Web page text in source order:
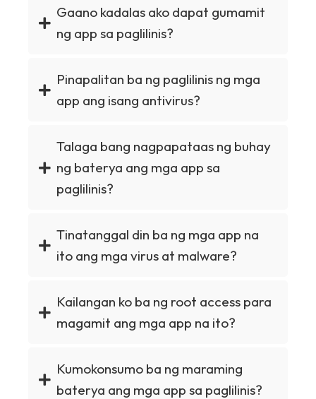
Gaano kadalas ako dapat gumamit
ng app sa paglilinis?
Pinapalitan ba ng paglilinis ng mga
app ang isang antivirus?
Talaga bang nagpapataas ng buhay
ng baterya ang mga app sa
paglilinis?
Tinatanggal din ba ng mga app na
ito ang mga virus at malware?
Kailangan ko ba ng root access para
magamit ang mga app na ito?
Kumokonsumo ba ng maraming
baterya ang mga app sa paglilinis?